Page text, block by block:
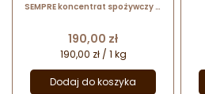
SEMPRE koncentrat spożywczy w
- na bazie aromatów naturalnych
Cena
190,00 zł
190,00 zł / 1 kg
Dodaj do koszyka